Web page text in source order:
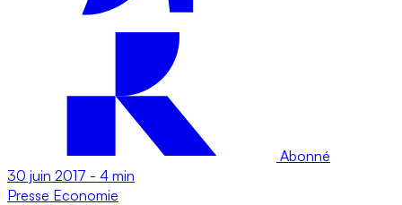
Abonné
30 juin 2017 - 4 min
Presse Economie